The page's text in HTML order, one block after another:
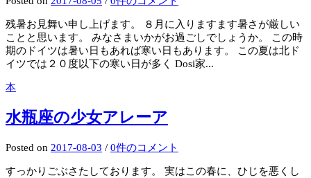
残暑お見舞い申し上げます。 ８月に入りますます暑さが厳しい
ことと思います。 みなさまいかがお過ごしでしょうか。 この時
期のドイツは暑い日もあれば寒い日もあります。 この夏は北ド
イツでは２０度以下の寒い日が多く Dosi家...
本
水瓶座の少女アレーア
Posted on 2017-08-03 / 0件のコメント
すっかりごぶさたしております。 実はこの春に、ひじを悪くし